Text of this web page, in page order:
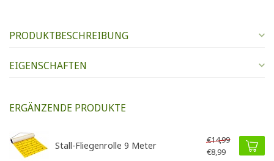
PRODUKTBESCHREIBUNG
EIGENSCHAFTEN
ERGÄNZENDE PRODUKTE
Stall-Fliegenrolle 9 Meter
€14,99
€8,99